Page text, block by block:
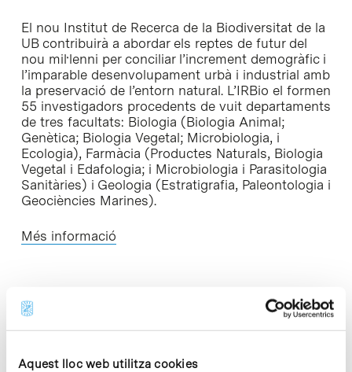
Aquest lloc web utilitza cookies
El nou Institut de Recerca de la Biodiversitat de la
UB contribuirà a abordar els reptes de futur del
nou mil·lenni per conciliar l’increment demogràfic i
l’imparable desenvolupament urbà i industrial amb
la preservació de l’entorn natural. L’IRBio el formen
55 investigadors procedents de vuit departaments
de tres facultats: Biologia (Biologia Animal;
Genètica; Biologia Vegetal; Microbiologia, i
Ecologia), Farmàcia (Productes Naturals, Biologia
Vegetal i Edafologia; i Microbiologia i Parasitologia
Sanitàries) i Geologia (Estratigrafia, Paleontologia i
Geociències Marines).
Més informació
Share Share